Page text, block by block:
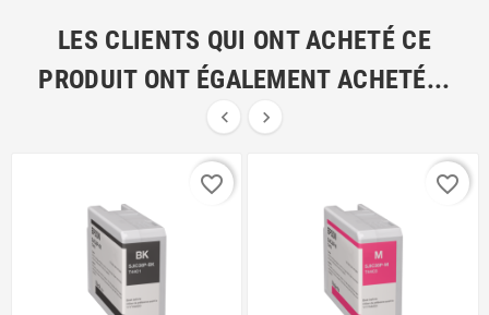
LES CLIENTS QUI ONT ACHETÉ CE
PRODUIT ONT ÉGALEMENT ACHETÉ...
 
favorite_border favorite_border